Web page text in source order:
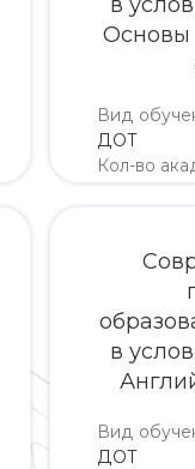
Основы
Вид
ДОТ
Кол-во
в
Вид
ДОТ